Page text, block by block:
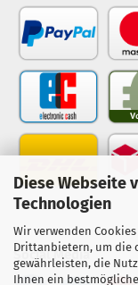
Diese Webseite
Technologien
Wir verwenden
Drittanbietern, um die
gewährleisten, die
Ihnen ein
Social Media